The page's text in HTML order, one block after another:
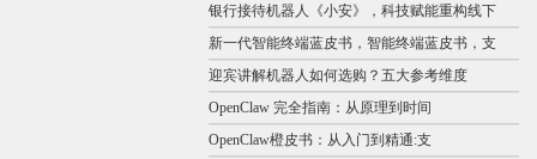
银行接待机器人《小安》，科技赋能重构线下
新一代智能终端蓝皮书，智能终端蓝皮书，支
迎宾讲解机器人如何选购？五大参考维度
OpenClaw 完全指南：从原理到时间
OpenClaw橙皮书：从入门到精通:支